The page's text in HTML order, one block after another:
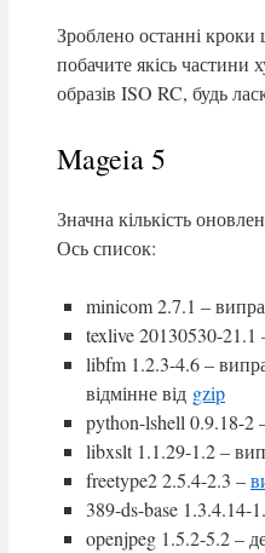
Зроблено останні
побачите якісь частини
образів ISO RC, будь
Mageia 5
Значна кількість
Ось список:
minicom 2.7.1 –
texlive 20130530-
libfm 1.2.3-4.6 –
відмінне від gzip
python-lshell 0.9.18-2
libxslt 1.1.29-1.2 –
freetype2 2.5.4-2.3 –
389-ds-base 1.3.4.14-
openjpeg 1.5.2-5.2 –